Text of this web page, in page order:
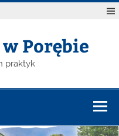
w Porębie
praktyk